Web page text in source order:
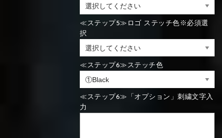
⑭Caramel ⑮Wine red
⑭Caramel ⑮Wine red
⑭Pink ⑮Rose pink
⑭Pink
≪ステップ5≫ロゴ ステッチ色※必須選
択
≪ステップ6≫ステッチ色
≪ステップ6≫「オプション」刺繍文字入
力